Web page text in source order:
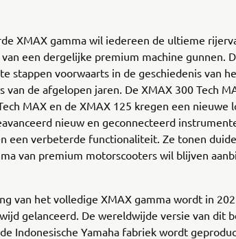
XMAX gamma wil iedereen de ultieme
een dergelijke premium machine gunnen.
stappen voorwaarts in de geschiedenis van
van de afgelopen jaren. De XMAX 300 Tech
MAX en de XMAX 125 kregen een nieuwe
nieuw en geconnecteerd
een verbeterde functionaliteit. Ze tonen
van premium motorscooters wil blijven
van het volledige XMAX gamma wordt in
gelanceerd. De wereldwijde versie van dit
Indonesische Yamaha fabriek wordt